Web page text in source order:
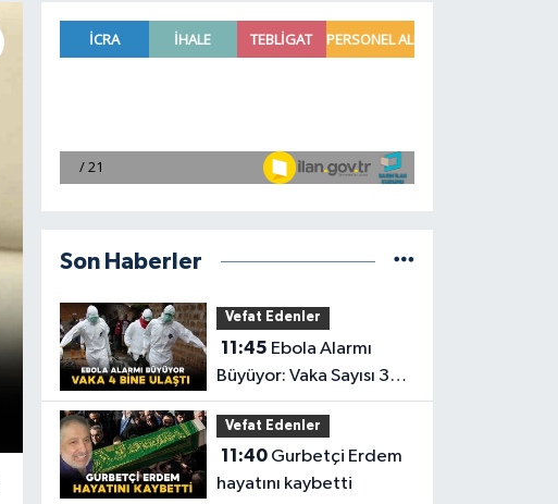
Son Haberler
Vefat Edenler
11:45
Büyüyor: Vaka Sayısı 3
Bin 973’e Ulaştı
Vefat Edenler
11:40Gurbetçi Erdem
hayatını kaybetti